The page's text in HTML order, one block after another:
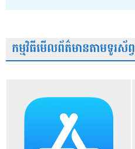
កម្មវិធីមើលព័ត៌មានតាមទូរស័ព្វ